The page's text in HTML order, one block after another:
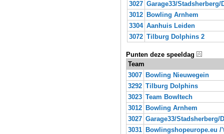
3027 Garage33/Stadsherberg/
3012 Bowling Arnhem
3304 Aanhuis Leiden
3072 Tilburg Dolphins 2
Punten deze speeldag
Team
3007 Bowling Nieuwegein
3292 Tilburg Dolphins
3023 Team Bowltech
3012 Bowling Arnhem
3027 Garage33/Stadsherberg/
3031 Bowlingshopeurope.eu /